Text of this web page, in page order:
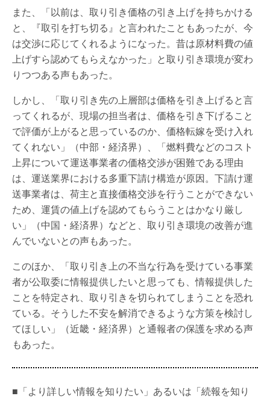
また、「以前は、取り引き価格の引き上げを持ちかける
と、『取引を打ち切る』と言われたこともあったが、今
は交渉に応じてくれるようになった。昔は原材料費の値
上げすら認めてもらえなかった」と取り引き環境が変わ
りつつある声もあった。
しかし、「取り引き先の上層部は価格を引き上げると言
ってくれるが、現場の担当者は、価格を引き下げること
で評価が上がると思っているのか、価格転嫁を受け入れ
てくれない」（中部・経済界）、「燃料費などのコスト
上昇について運送事業者の価格交渉が困難である理由
は、運送業界における多重下請け構造が原因。下請け運
送事業者は、荷主と直接価格交渉を行うことができない
ため、運賃の値上げを認めてもらうことはかなり厳し
い」（中国・経済界）などと、取り引き環境の改善が進
んでいないとの声もあった。
このほか、「取り引き上の不当な行為を受けている事業
者が公取委に情報提供したいと思っても、情報提供した
ことを特定され、取り引きを切られてしまうことを恐れ
ている。そうした不安を解消できるような方策を検討し
てほしい」（近畿・経済界）と通報者の保護を求める声
もあった。
■「より詳しい情報を知りたい」あるいは「続報を知り